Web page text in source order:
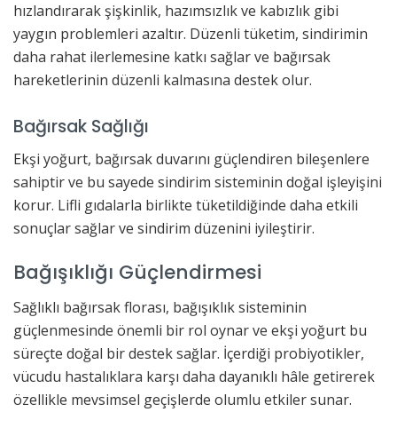
hızlandırarak şişkinlik, hazımsızlık ve kabızlık gibi
yaygın problemleri azaltır. Düzenli tüketim, sindirimin
daha rahat ilerlemesine katkı sağlar ve bağırsak
hareketlerinin düzenli kalmasına destek olur.
Bağırsak Sağlığı
Ekşi yoğurt, bağırsak duvarını güçlendiren bileşenlere
sahiptir ve bu sayede sindirim sisteminin doğal işleyişini
korur. Lifli gıdalarla birlikte tüketildiğinde daha etkili
sonuçlar sağlar ve sindirim düzenini iyileştirir.
Bağışıklığı Güçlendirmesi
Sağlıklı bağırsak florası, bağışıklık sisteminin
güçlenmesinde önemli bir rol oynar ve ekşi yoğurt bu
süreçte doğal bir destek sağlar. İçerdiği probiyotikler,
vücudu hastalıklara karşı daha dayanıklı hâle getirerek
özellikle mevsimsel geçişlerde olumlu etkiler sunar.